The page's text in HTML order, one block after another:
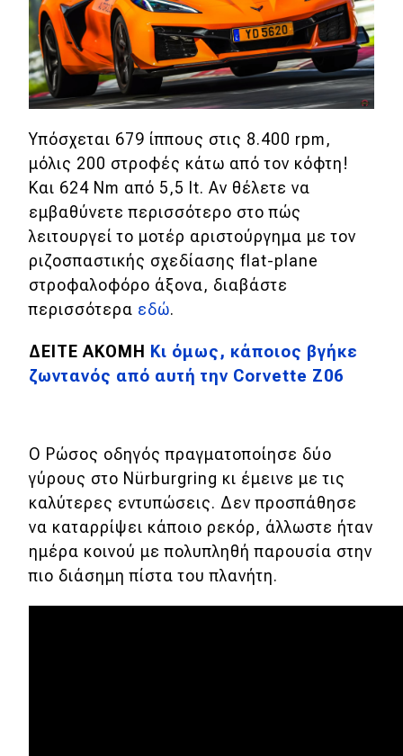
Test Drive
Δοκιμή
Αποστολή
Συγκρίνουμε
Αγώνες
Formula 1
WRC
Motorsport
Νέα
Τεχνολογία
Mobility
Σταθμοί φόρτισης
Υπόσχεται 679 ίππους στις 8.400 rpm,
μόλις 200 στροφές κάτω από τον κόφτη!
Και 624 Nm από 5,5 lt. Αν θέλετε να
εμβαθύνετε περισσότερο στο πώς
λειτουργεί το μοτέρ αριστούργημα με τον
ριζοσπαστικής σχεδίασης flat-plane
στροφαλοφόρο άξονα, διαβάστε
περισσότερα εδώ.
ΔΕΙΤΕ ΑΚΟΜΗ Κι όμως, κάποιος βγήκε
ζωντανός από αυτή την Corvette Z06
Ο Ρώσος οδηγός πραγματοποίησε δύο
γύρους στο Nürburgring κι έμεινε με τις
καλύτερες εντυπώσεις. Δεν προσπάθησε
να καταρρίψει κάποιο ρεκόρ, άλλωστε ήταν
ημέρα κοινού με πολυπληθή παρουσία στην
πιο διάσημη πίστα του πλανήτη.